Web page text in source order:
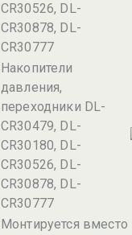
CR30526, DL-
CR30878, DL-
CR30777
Накопители
давления,
переходники DL-
CR30479, DL-
CR30180, DL-
CR30526, DL-
CR30878, DL-
CR30777
Монтируется вместо